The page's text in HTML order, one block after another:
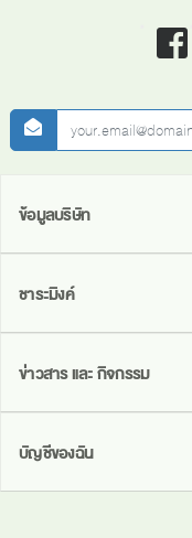
newsletter
ข้อมูลบริษัท
ชาระมิงค์
ข่าวสาร และ กิจกรรม
บัญชีของฉัน